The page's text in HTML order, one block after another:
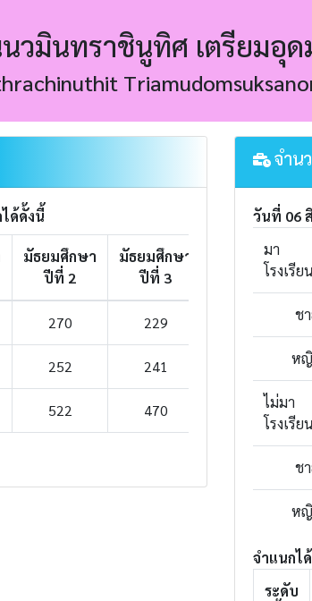
นวมินทราชินูทิศ เตรียมอุ
ด้ดั้งนี้
มัธยมศึกษา
ปีที่ 2
มัธยมศึกษา
ปีที่ 3
มัธยมศึกษา
ปีที่ 4
270 229
252 241
522 470
จำน
วันที่ 06
มา
โรงเรียน
ช
ห
ไม่มา
โรงเรียน
ช
ห
จำแนกไ
ระดับ